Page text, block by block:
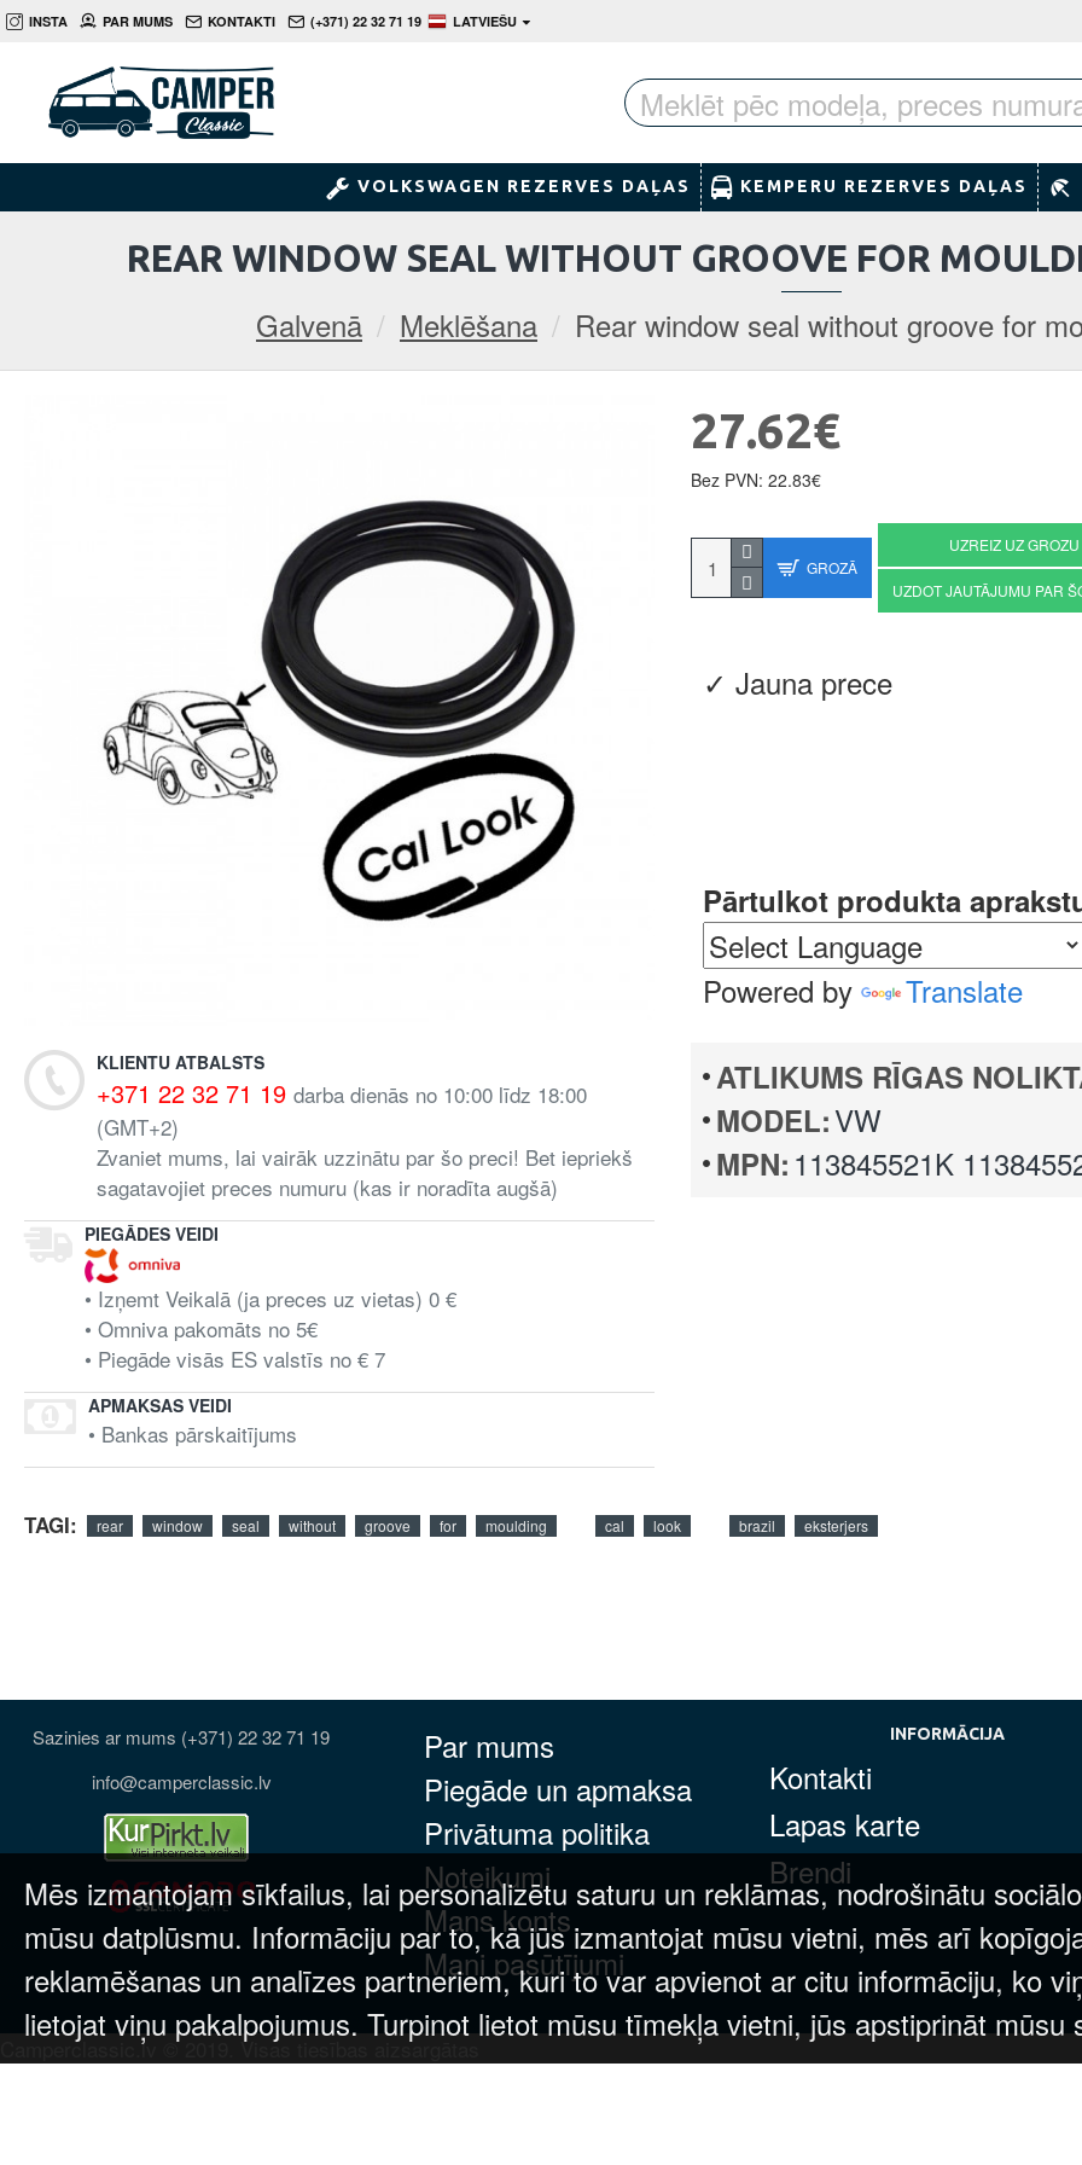
INSTA PAR MUMS KONTAKTI (+371) 22 32 71 19 LATVIEŠU
VOLKSWAGEN REZERVES DAĻAS KEMPERU REZERVES DAĻAS
Galvenā Meklēšana Rear window seal without groove for
REAR WINDOW SEAL WITHOUT GROOVE FOR
PIEGĀDES VEIDI
• Izņemt Veikalā (ja preces uz vietas) 0 €
• Omniva pakomāts no 5€
• Piegāde visās ES valstīs no € 7
KLIENTU ATBALSTS
+371 22 32 71 19 darba dienās no 10:00 līdz 18:00
(GMT+2)
Zvaniet mums, lai vairāk uzzinātu par šo preci! Bet iepriekš
sagatavojiet preces numuru (kas ir noradīta augšā)
APMAKSAS VEIDI
• Bankas pārskaitījums
✓ Jauna prece
Pārtulkot produkta
Powered by Translate
ATLIKUMS RĪGAS
MODEL:VW
MPN: 113845521K
27.62€
Bez PVN: 22.83€
GROZĀ
UZREIZ UZ GROZU
UZDOT JAUTĀJUMU PAR
TAGI: rear window seal without groove for moulding cal look brazil eksterjers
Sazinies ar mums (+371) 22 32 71 19
info@camperclassic.lv
Par mums
Piegāde un apmaksa
Privātuma politika
Noteikumi
Mans konts
Mani pasūtījumi
INFORMĀCIJA
Kontakti
Lapas karte
Brendi
Camperclassic.lv © 2019. Visas tiesības aizsargātas
Mēs izmantojam sīkfailus, lai personalizētu saturu un reklāmas, nodrošinātu
mūsu datplūsmu. Informāciju par to, kā jūs izmantojat mūsu vietni, mēs arī
reklamēšanas un analīzes partneriem, kuri to var apvienot ar citu informāciju, ko
lietojat viņu pakalpojumus. Turpinot lietot mūsu tīmekļa vietni, jūs apstiprināt mūsu